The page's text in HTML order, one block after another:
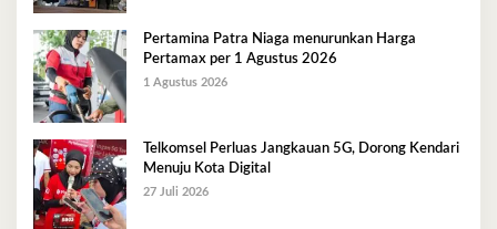
Pertamina Patra Niaga menurunkan Harga
Pertamax per 1 Agustus 2026
1 Agustus 2026
Telkomsel Perluas Jangkauan 5G, Dorong Kendari
Menuju Kota Digital
27 Juli 2026